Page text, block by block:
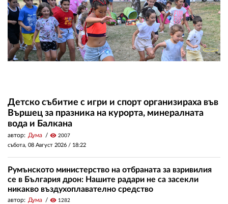
Детско събитие с игри и спорт организираха във
Вършец за празника на курорта, минералната
вода и Балкана
автор: Дума visibility 2007
събота, 08 Август 2026 / 18:22
Румънското министерство на отбраната за взривилия
се в България дрон: Нашите радари не са засекли
никакво въздухоплавателно средство
автор: Дума visibility 1282